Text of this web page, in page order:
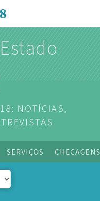
NOTÍCIAS,
SERVIÇOS CHECAGENS